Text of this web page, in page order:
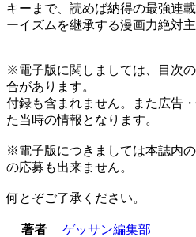
キーまで、読めば納得の最強連
ーイズムを継承する漫画力絶対
※電子版に関しましては、目次
合があります。
付録も含まれません。また広告
た当時の情報となります。
※電子版につきましては本誌内
の応募も出来ません。
何とぞご了承ください。
著者
ゲッサン編集部